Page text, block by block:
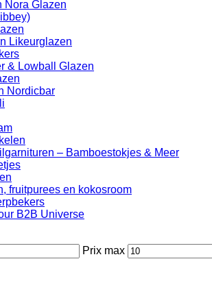
Nora Glazen
Likeurglazen
& Lowball Glazen
Nordicbar
– Bamboestokjes & Meer
fruitpurees en kokosroom
B2B Universe
Prix max